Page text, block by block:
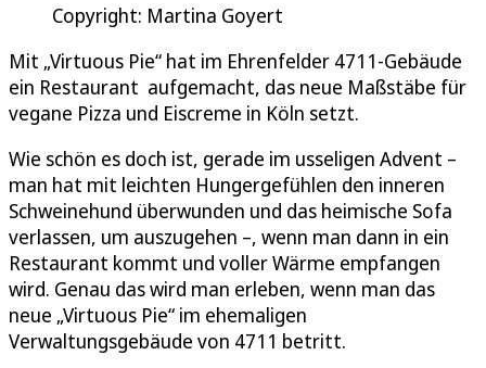
Copyright: Martina Goyert
Mit „Virtuous Pie“ hat im Ehrenfelder 4711-Gebäude
ein Restaurant aufgemacht, das neue Maßstäbe für
vegane Pizza und Eiscreme in Köln setzt.
Wie schön es doch ist, gerade im usseligen Advent –
man hat mit leichten Hungergefühlen den inneren
Schweinehund überwunden und das heimische Sofa
verlassen, um auszugehen –, wenn man dann in ein
Restaurant kommt und voller Wärme empfangen
wird. Genau das wird man erleben, wenn man das
neue „Virtuous Pie“ im ehemaligen
Verwaltungsgebäude von 4711 betritt.